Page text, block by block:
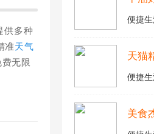
供多种
准天气
无限
便捷
天猫
便捷
美食